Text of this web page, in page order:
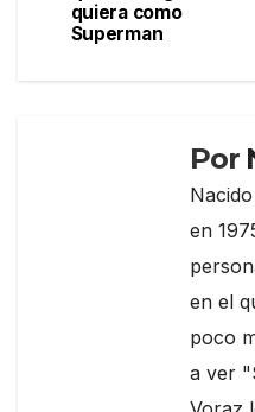
o
o
de
entradas
quiera como
Superman
Por
en
en el
poco
a ver